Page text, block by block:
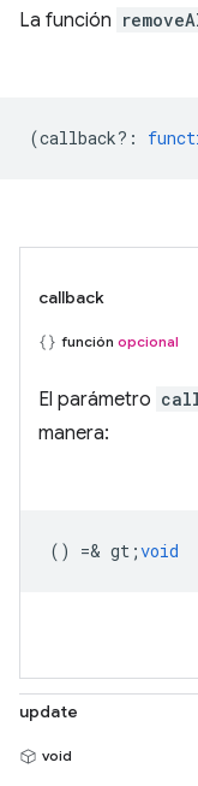
La función
(callback? :
callback
función opcional
El parámetro
manera:
() =& gt;void
update
void